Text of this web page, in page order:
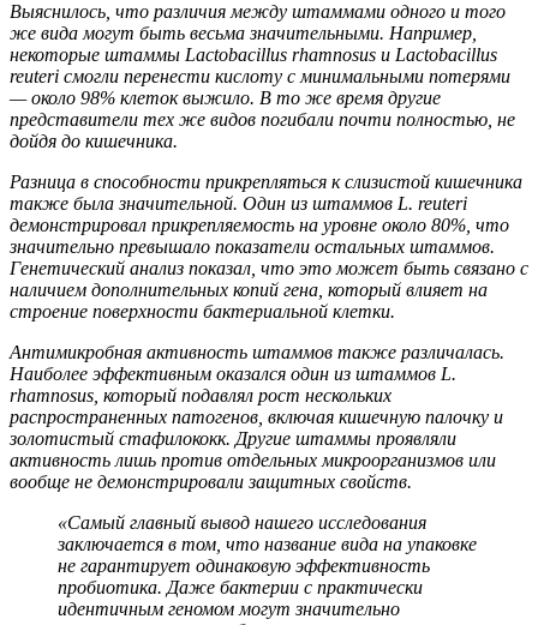
Выяснилось, что различия между штаммами одного и того
же вида могут быть весьма значительными. Например,
некоторые штаммы Lactobacillus rhamnosus и Lactobacillus
reuteri смогли перенести кислоту с минимальными потерями
— около 98% клеток выжило. В то же время другие
представители тех же видов погибали почти полностью, не
дойдя до кишечника.
Разница в способности прикрепляться к слизистой кишечника
также была значительной. Один из штаммов L. reuteri
демонстрировал прикрепляемость на уровне около 80%, что
значительно превышало показатели остальных штаммов.
Генетический анализ показал, что это может быть связано с
наличием дополнительных копий гена, который влияет на
строение поверхности бактериальной клетки.
Антимикробная активность штаммов также различалась.
Наиболее эффективным оказался один из штаммов L.
rhamnosus, который подавлял рост нескольких
распространенных патогенов, включая кишечную палочку и
золотистый стафилококк. Другие штаммы проявляли
активность лишь против отдельных микроорганизмов или
вообще не демонстрировали защитных свойств.
«Самый главный вывод нашего исследования
заключается в том, что название вида на упаковке
не гарантирует одинаковую эффективность
пробиотика. Даже бактерии с практически
идентичным геномом могут значительно